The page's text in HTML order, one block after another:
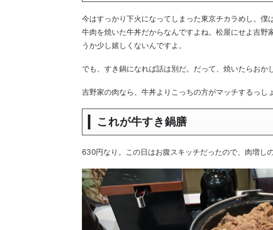
今はすっかり下火になってしまった東京チカラめし。
牛肉を焼いた牛丼だからなんですよね。松屋にせよ吉
うか少し嬉しくないんですよ。
でも、すき鍋になれば話は別だ。だって、焼いたらおか
吉野家の肉なら、牛丼よりこっちの方がマッチするっし
これが牛すき鍋膳
630円なり。この日はお腹スキッチだったので、肉増し